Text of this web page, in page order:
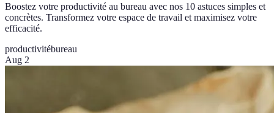
Boostez votre productivité au bureau avec nos 10 astuces simples et
concrètes. Transformez votre espace de travail et maximisez votre
efficacité.
productivitébureau
Aug 2